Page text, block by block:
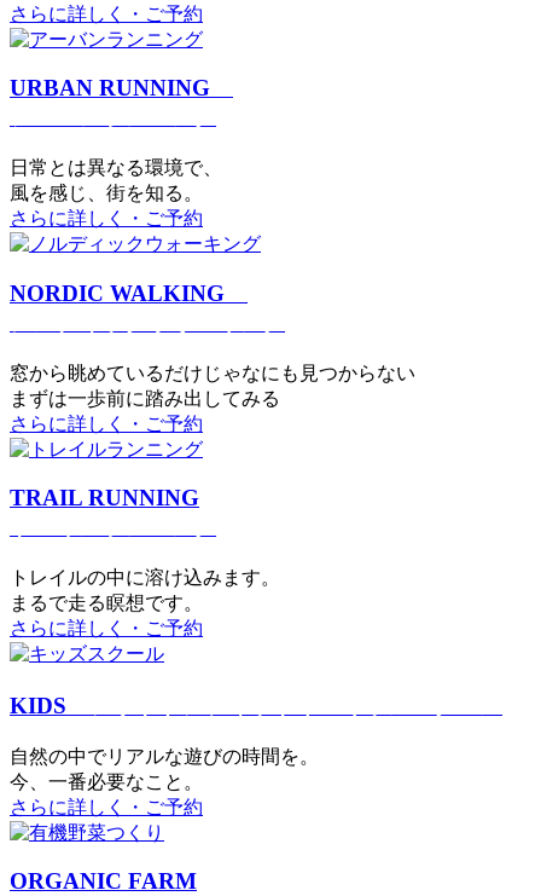
さらに詳しく・ご予約
URBAN RUNNING
日常とは異なる環境で、
風を感じ、街を知る。
さらに詳しく・ご予約
NORDIC WALKING
窓から眺めているだけじゃなにも見つからない
まずは一歩前に踏み出してみる
さらに詳しく・ご予約
TRAIL RUNNING
トレイルの中に溶け込みます。
まるで⾛る瞑想です。
さらに詳しく・ご予約
KIDS
⾃然の中でリアルな遊びの時間を。
今、⼀番必要なこと。
さらに詳しく・ご予約
ORGANIC FARM